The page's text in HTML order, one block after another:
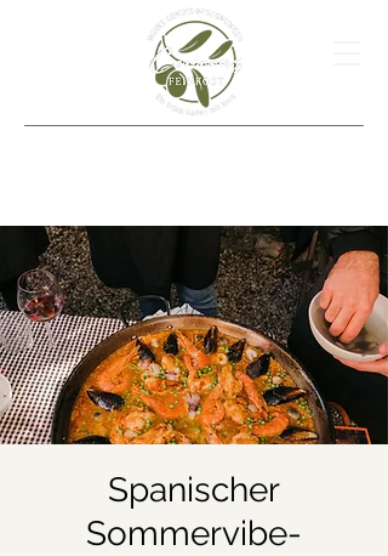
Spanischer
Sommervibe-